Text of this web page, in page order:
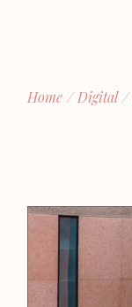
Home Digital